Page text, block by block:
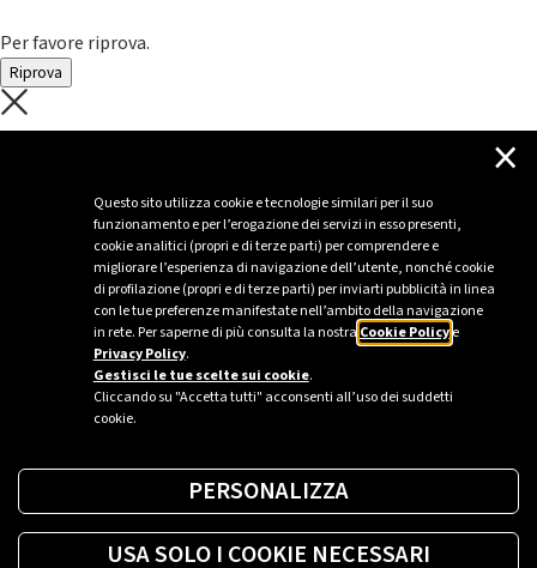
Questo sito utilizza cookie e tecnologie similari per il suo
funzionamento e per l’erogazione dei servizi in esso presenti,
cookie analitici (propri e di terze parti) per comprendere e
migliorare l’esperienza di navigazione dell’utente, nonché cookie
di profilazione (propri e di terze parti) per inviarti pubblicità in linea
con le tue preferenze manifestate nell’ambito della navigazione
in rete. Per saperne di più consulta la nostra Cookie Policye
Privacy Policy.
Gestisci le tue scelte sui cookie.
Cliccando su "Accetta tutti" acconsenti all’uso dei suddetti
cookie.
×
PERSONALIZZA
USA SOLO I COOKIE NECESSARI
Per favore riprova.
Riprova
C'è un problema con il recupero dei
Per favore riprova piú tardi
Sei un’azienda o una PA?
Trova la soluzione più giusta per te.
Richiedi una colonnina